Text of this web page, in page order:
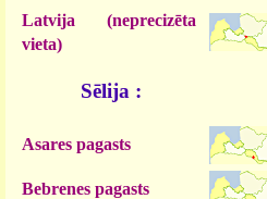
Latvija (neprecizēta
vieta)
Sēlija :
Asares pagasts
Bebrenes pagasts